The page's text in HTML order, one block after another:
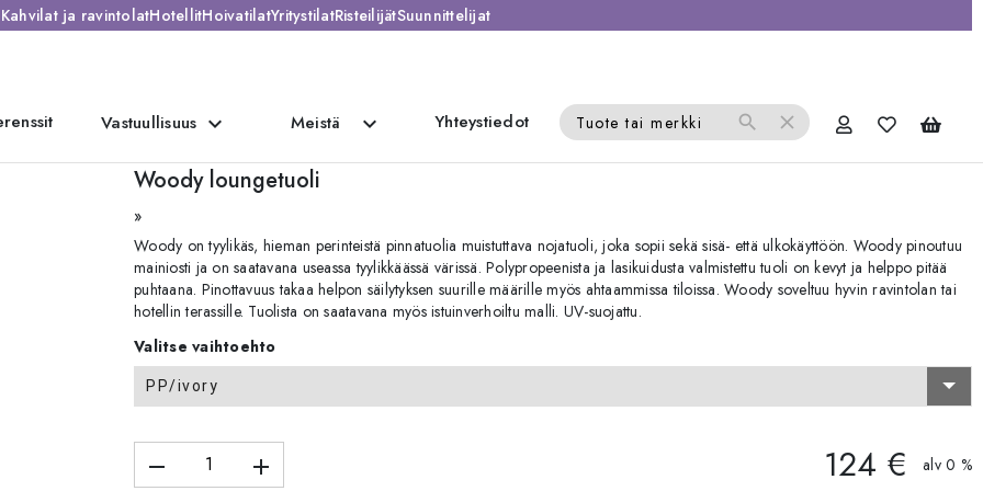
Kahvilat ja ravintolatHotellitHoivatilatYritystilatRisteilijätSuunnittelijat
Vastuullisuus expand_more Meistä expand_more Yhteystiedot Tuote tai merkki search close
Woody loungetuoli
»
Woody on tyylikäs, hieman perinteistä pinnatuolia muistuttava nojatuoli, joka sopii sekä sisä- että ulkokäyttöön. Woody pinoutuu
mainiosti ja on saatavana useassa tyylikkäässä värissä. Polypropeenista ja lasikuidusta valmistettu tuoli on kevyt ja helppo pitää
puhtaana. Pinottavuus takaa helpon säilytyksen suurille määrille myös ahtaammissa tiloissa. Woody soveltuu hyvin ravintolan tai
hotellin terassille. Tuolista on saatavana myös istuinverhoiltu malli. UV-suojattu.
Valitse vaihtoehto
PP/ivory
remove add 124 € alv 0 %